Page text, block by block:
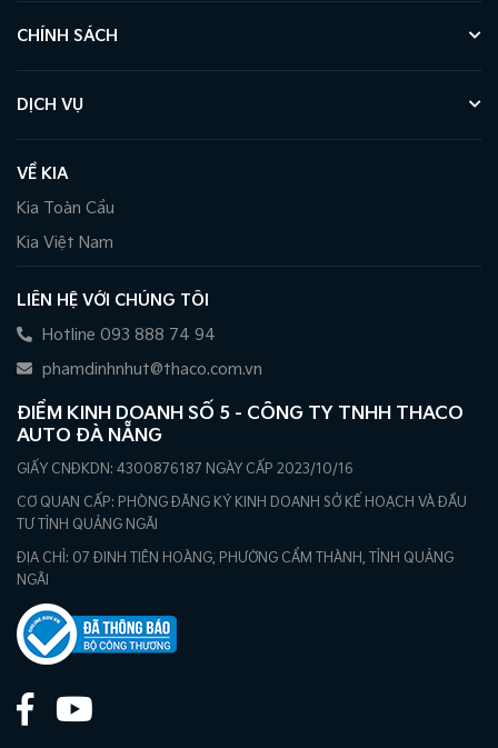
CHÍNH SÁCH
DỊCH VỤ
VỀ KIA
Kia Toàn Cầu
Kia Việt Nam
LIÊN HỆ VỚI CHÚNG TÔI
Hotline 093 888 74 94
phamdinhnhut@thaco.com.vn
ĐIỂM KINH DOANH SỐ 5 - CÔNG TY TNHH THACO
AUTO ĐÀ NẴNG
GIẤY CNĐKDN: 4300876187 NGÀY CẤP 2023/10/16
CƠ QUAN CẤP: PHÒNG ĐĂNG KÝ KINH DOANH SỞ KẾ HOẠCH VÀ ĐẦU
TƯ TỈNH QUẢNG NGÃI
ĐỊA CHỈ: 07 ĐINH TIÊN HOÀNG, PHƯỜNG CẨM THÀNH, TỈNH QUẢNG
NGÃI